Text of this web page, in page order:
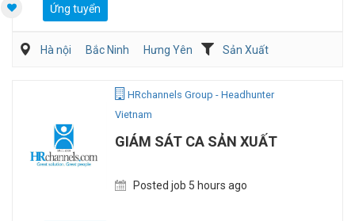
Ứng tuyển
Hà nội Bắc Ninh Hưng Yên
Sản Xuất
HRchannels Group - Headhunter
Vietnam
GIÁM SÁT CA SẢN XUẤT
Posted job 5 hours ago